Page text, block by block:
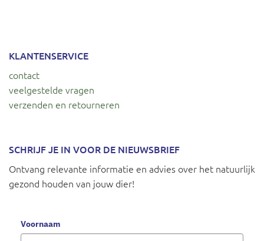
KLANTENSERVICE
contact
veelgestelde vragen
verzenden en retourneren
SCHRIJF JE IN VOOR DE NIEUWSBRIEF
Ontvang relevante informatie en advies over het natuurlijk
gezond houden van jouw dier!
Voornaam